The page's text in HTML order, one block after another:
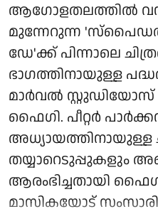
ആഗോളതലത്തിൽ വൻ
മുന്നേറുന്ന
ഡേ'ക്ക് പിന്നാലെ
ഭാഗത്തിനായുള്ള
മാർവൽ സ്റ്റുഡിയോസ്
ഫൈഗി. പീറ്റർ
അധ്യായത്തിനായുള്ള
തയ്യാറെടുപ്പുകളും
ആരംഭിച്ചതായി
മാസികയോട്